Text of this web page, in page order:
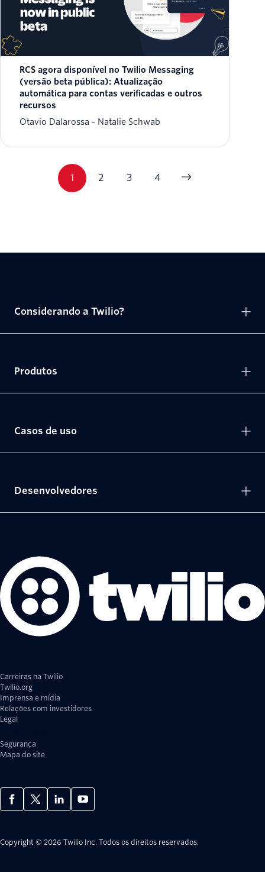
RCS agora disponível no Twilio Messaging
(versão beta pública): Atualização
automática para contas verificadas e outros
recursos
Otavio Dalarossa
Natalie Schwab
1 2 3 4
Carreiras na Twilio
Twilio.org
Imprensa e mídia
Relações com investidores
Legal
Segurança
Mapa do site
Copyright © 2026 Twilio Inc. Todos os direitos reservados.
Considerando a Twilio?
Produtos
Casos de uso
Desenvolvedores